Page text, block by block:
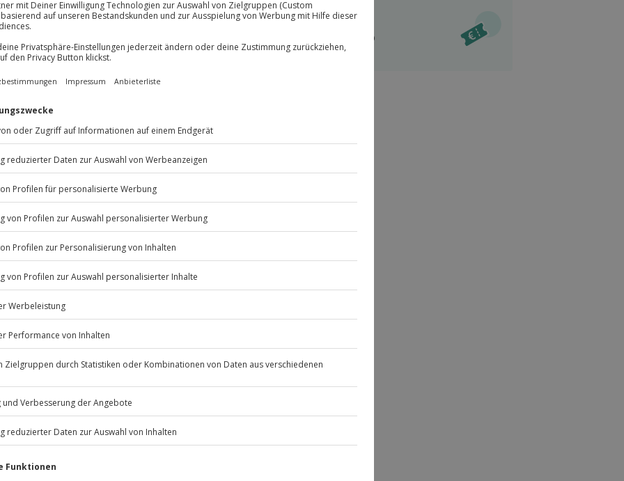
Volle Flexibilität
Jeder Gutschein für alle Erlebnisse einlösbar.
10 Jahre gültig & verlängerbar.
-15%* Club Deal verfügbar
Direktabzug im Warenkorb
Melde dich hier an
Herausforderungen erwartet
das deinen Teamgeist auf
Spielmaterial begibst du dich
Mission unter freiem
und löst Aufgaben, die
– und dabei geht es nicht nur
und jede Menge Spaß. Die
von Station zu Station
erlebst. Sei
Überraschungen und
nur mit Einverständniserklärung
Absprache mit dem
entsprechend des Wetters
Listenansicht
81671 München
außer an bundesweiten